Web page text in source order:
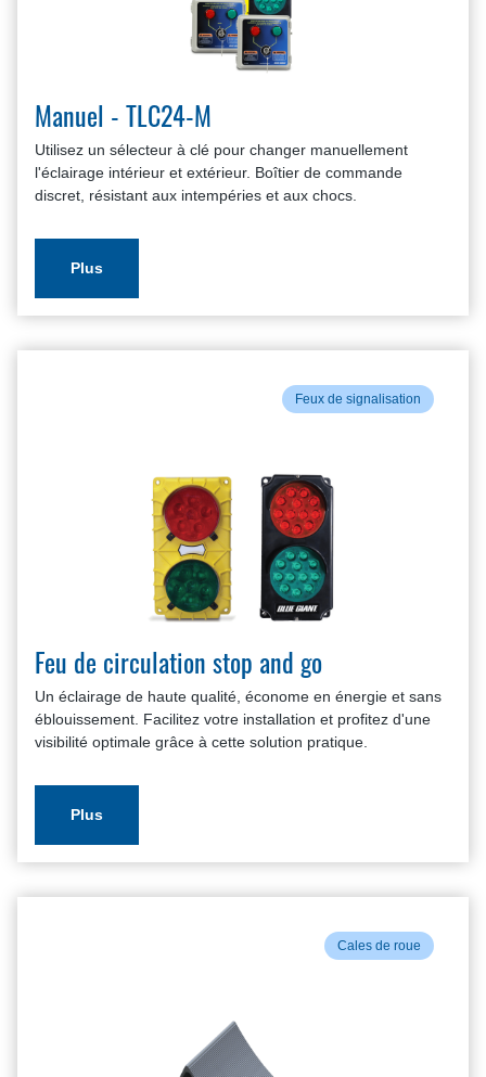
Manuel - TLC24-M
Utilisez un sélecteur à clé pour changer manuellement
l'éclairage intérieur et extérieur. Boîtier de commande
discret, résistant aux intempéries et aux chocs.
Plus
Feux de signalisation
Feu de circulation stop and go
Un éclairage de haute qualité, économe en énergie et sans
éblouissement. Facilitez votre installation et profitez d'une
visibilité optimale grâce à cette solution pratique.
Plus
Cales de roue